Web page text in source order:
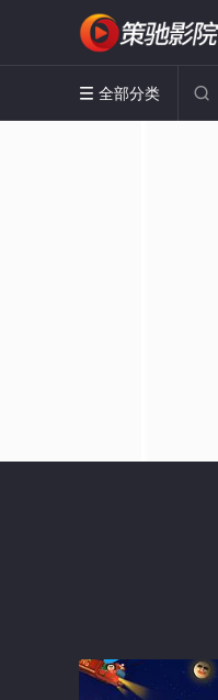
 全部分类 